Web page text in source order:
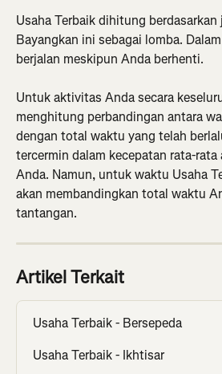
Usaha Terbaik dihitung
Bayangkan ini sebagai lomba.
berjalan meskipun Anda berhenti.
Untuk aktivitas Anda secara
menghitung perbandingan antara
dengan total waktu yang telah
tercermin dalam kecepatan rata-
Anda. Namun, untuk waktu Usaha
akan membandingkan total waktu
tantangan.
Artikel Terkait
Usaha Terbaik - Bersepeda
Usaha Terbaik - Ikhtisar